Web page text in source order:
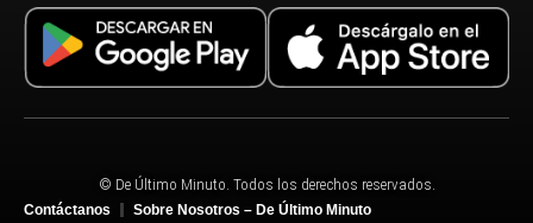
© De Último Minuto. Todos los derechos reservados.
Contáctanos
Sobre Nosotros – De Último Minuto